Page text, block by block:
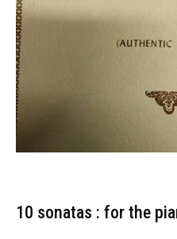
10 sonatas : for the